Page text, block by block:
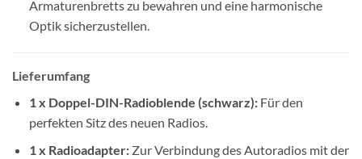
Armaturenbretts zu bewahren und eine harmonische
Optik sicherzustellen.
Lieferumfang
1 x Doppel-DIN-Radioblende (schwarz):Für den
perfekten Sitz des neuen Radios.
1 x Radioadapter:Zur Verbindung des Autoradios mit der